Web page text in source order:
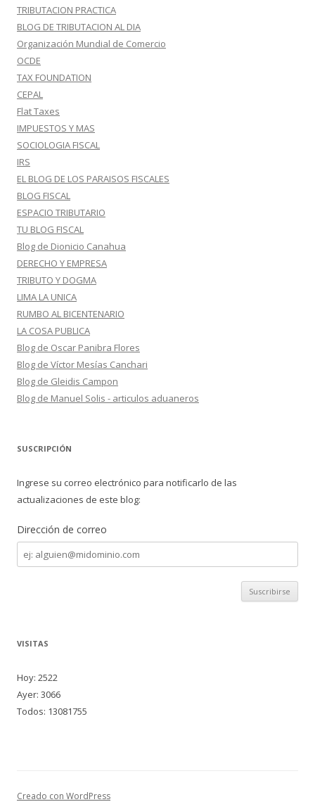
TRIBUTACION PRACTICA
BLOG DE TRIBUTACION AL DIA
Organización Mundial de Comercio
OCDE
TAX FOUNDATION
CEPAL
Flat Taxes
IMPUESTOS Y MAS
SOCIOLOGIA FISCAL
IRS
EL BLOG DE LOS PARAISOS FISCALES
BLOG FISCAL
ESPACIO TRIBUTARIO
TU BLOG FISCAL
Blog de Dionicio Canahua
DERECHO Y EMPRESA
TRIBUTO Y DOGMA
LIMA LA UNICA
RUMBO AL BICENTENARIO
LA COSA PUBLICA
Blog de Oscar Panibra Flores
Blog de Víctor Mesías Canchari
Blog de Gleidis Campon
Blog de Manuel Solis - articulos aduaneros
SUSCRIPCIÓN
Ingrese su correo electrónico para notificarlo de las
actualizaciones de este blog:
Dirección de correo
Dirección
de
correo
VISITAS
Hoy: 2522
Ayer: 3066
Todos: 13081755
Creado con WordPress